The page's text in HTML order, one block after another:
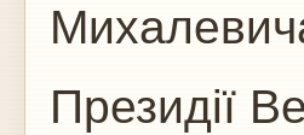
Президії